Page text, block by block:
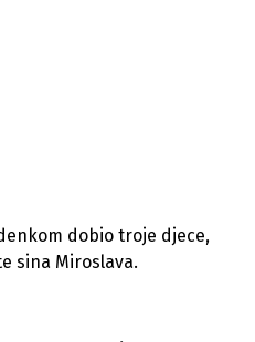
dobio troje djece,
sina Miroslava.